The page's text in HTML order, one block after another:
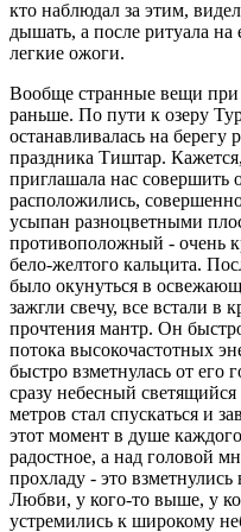
кто наблюдал за этим,
дышать, а после ритуала на
легкие ожоги.
Вообще странные вещи
раньше. По пути к озеру
останавливалась на
праздника Тиштар.
приглашала нас совершить
расположились,
усыпан разноцветными
противоположный - очень
бело-желтого кальцита.
было окунуться в
зажгли свечу, все встали в
прочтения мантр. Он
потока высокочастотных
быстро взметнулась от его
сразу небесный
метров стал спускаться и
этот момент в душе
радостное, а над головой
прохладу - это
Любви, у кого-то выше, у
устремились к широкому